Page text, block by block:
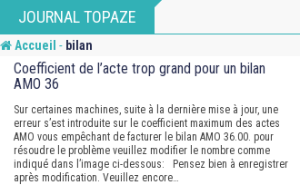
JOURNAL TOPAZE
Accueil - bilan
Coefficient de l’acte trop grand pour un bilan
AMO 36
Sur certaines machines, suite à la dernière mise à jour, une
erreur s’est introduite sur le coefficient maximum des actes
AMO vous empêchant de facturer le bilan AMO 36.00. pour
résoudre le problème veuillez modifier le nombre comme
indiqué dans l’image ci-dessous: Pensez bien à enregistrer
après modification. Veuillez encore…